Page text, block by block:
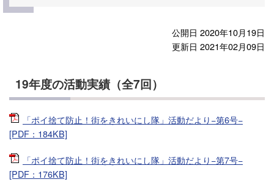
公開日 2020年10月19日
更新日 2021年02月09日
19年度の活動実績（全7回）
「ポイ捨て防止！街をきれいにし隊」活動だより−第6号−
[PDF：184KB]
「ポイ捨て防止！街をきれいにし隊」活動だより−第7号−
[PDF：176KB]